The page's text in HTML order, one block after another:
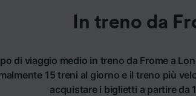
In treno da
di viaggio medio in treno da Frome a
15 treni al giorno e il treno più
acquistare i biglietti a partire